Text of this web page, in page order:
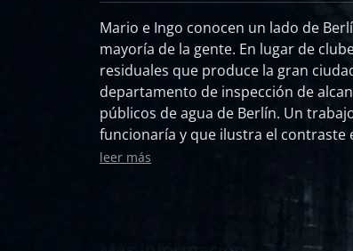
Mario e Ingo conocen un lado de
mayoría de la gente. En lugar de clubes nocturnos, ven las aguas
residuales que produce la gran
departamento de inspección de
públicos de agua de Berlín. Un
funcionaría y que ilustra el contraste
"underground" de la capital alemana.
leer más